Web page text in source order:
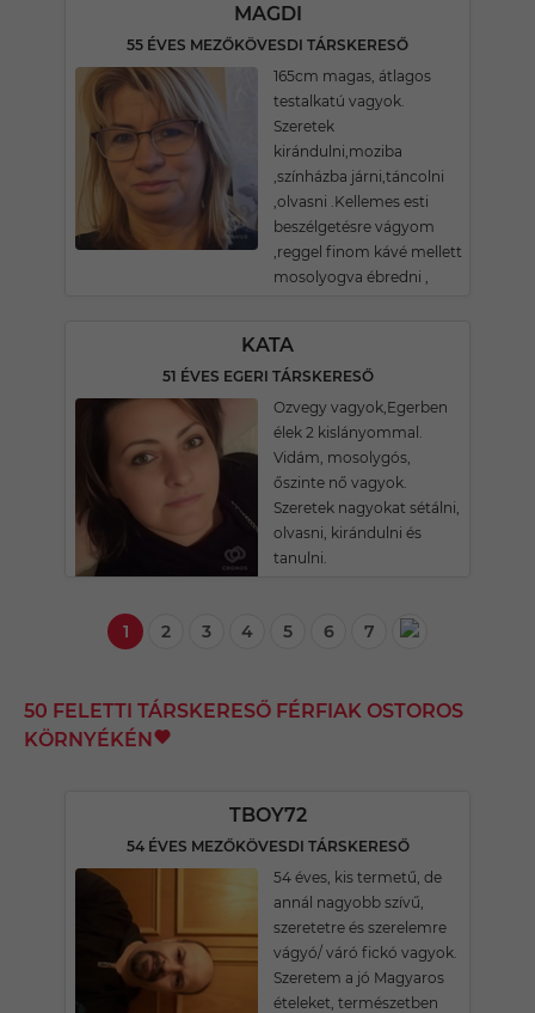
MAGDI
55 ÉVES MEZŐKÖVESDI TÁRSKERESŐ
165cm magas, átlagos
testalkatú vagyok.
Szeretek
kirándulni,moziba
,színházba járni,táncolni
,olvasni .Kellemes esti
beszélgetésre vágyom
,reggel finom kávé mellett
mosolyogva ébredni ,
KATA
51 ÉVES EGERI TÁRSKERESŐ
Ozvegy vagyok,Egerben
élek 2 kislányommal.
Vidám, mosolygós,
őszinte nő vagyok.
Szeretek nagyokat sétálni,
olvasni, kirándulni és
tanulni.
1 2 3 4 5 6 7
50 FELETTI TÁRSKERESŐ FÉRFIAK OSTOROS
KÖRNYÉKÉN
TBOY72
54 ÉVES MEZŐKÖVESDI TÁRSKERESŐ
54 éves, kis termetű, de
annál nagyobb szívű,
szeretetre és szerelemre
vágyó/ váró fickó vagyok.
Szeretem a jó Magyaros
ételeket, természetben